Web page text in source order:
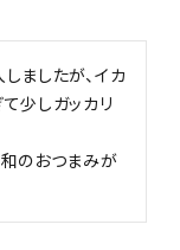
ましたが、イカ
少しガッカリ
のおつまみが